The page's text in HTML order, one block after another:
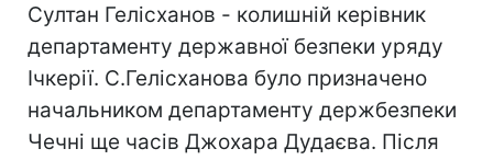
Султан Гелісханов - колишній керівник
департаменту державної безпеки уряду
Ічкерії. С.Гелісханова було призначено
начальником департаменту держбезпеки
Чечні ще часів Джохара Дудаєва. Після